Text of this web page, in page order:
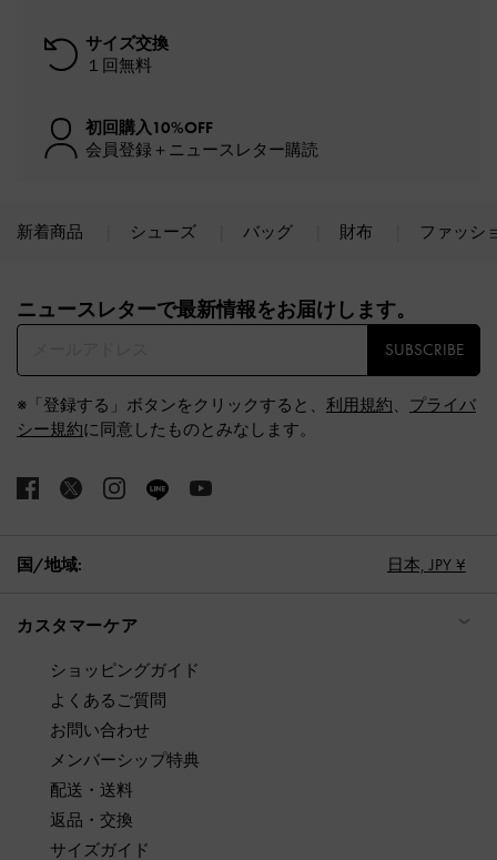
サイズ交換
１回無料
初回購入10%OFF
会員登録＋ニュースレター購読
新着商品 シューズ バッグ 財布 ファッシ
ニュースレターで最新情報をお届けします。​
SUBSCRIBE
※「登録する」ボタンをクリックすると、 利用規約、 プライバ
シー規約に同意したものとみなします。
国/地域: 日本, JPY ¥
カスタマーケア
ショッピングガイド
よくあるご質問
お問い合わせ
メンバーシップ特典
配送・送料
返品・交換
サイズガイド